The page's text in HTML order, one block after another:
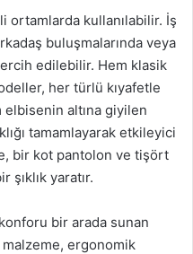
ortamlarda kullanılabilir. İş
buluşmalarında veya
edilebilir. Hem klasik
her türlü kıyafetle
elbisenin altına giyilen
tamamlayarak etkileyici
bir kot pantolon ve tişört
yaratır.
bir arada sunan
ergonomik